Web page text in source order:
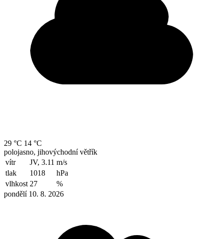
29 °C 14 °C
polojasno, jihovýchodní větřík
vítr
JV, 3.11 m/s
tlak
1018
hPa
vlhkost 27
%
pondělí 10. 8. 2026